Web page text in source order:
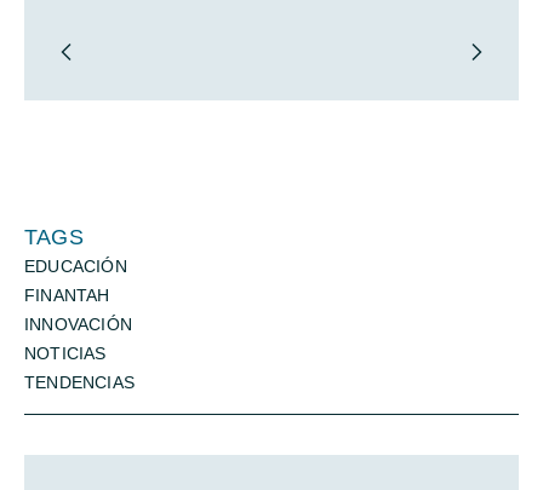
TAGS
EDUCACIÓN
FINANTAH
INNOVACIÓN
NOTICIAS
TENDENCIAS